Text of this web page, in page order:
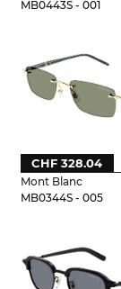
MB0443S - 001
Mont Blanc
MB0344S - 005
CHF 328.04